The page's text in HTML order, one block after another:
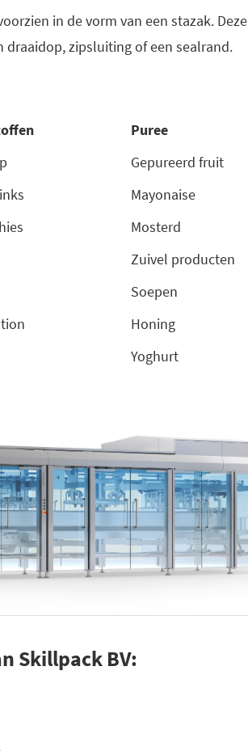
in de vorm van een stazak. Deze
zipsluiting of een sealrand.
Puree
Gepureerd fruit
Mayonaise
Mosterd
Zuivel producten
Soepen
Honing
Yoghurt
Skillpack BV: